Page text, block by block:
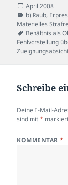
Veröffentlicht
am
April 2008
Kategorien
b) Raub,
Materielles
Schlagwörter
Behältnis als
Fehlvorstellung
Zueignungsabsicht
Schreibe
Deine E-Mail-
sind mit* markiert
KOMMENTAR*